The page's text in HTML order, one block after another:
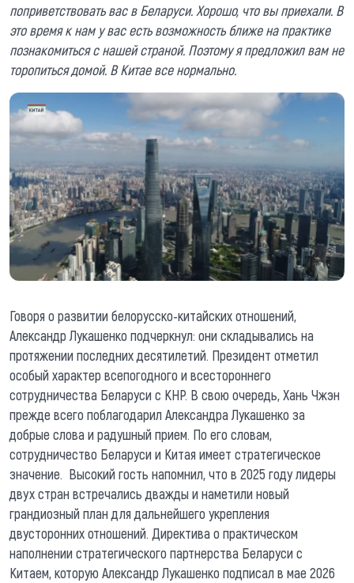
поприветствовать вас в Беларуси. Хорошо, что вы приехали. В
это время к нам у вас есть возможность ближе на практике
познакомиться с нашей страной. Поэтому я предложил вам не
торопиться домой. В Китае все нормально.
Говоря о развитии белорусско-китайских отношений,
Александр Лукашенко подчеркнул: они складывались на
протяжении последних десятилетий. Президент отметил
особый характер всепогодного и всестороннего
сотрудничества Беларуси с КНР. В свою очередь, Хань Чжэн
прежде всего поблагодарил Александра Лукашенко за
добрые слова и радушный прием. По его словам,
сотрудничество Беларуси и Китая имеет стратегическое
значение. Высокий гость напомнил, что в 2025 году лидеры
двух стран встречались дважды и наметили новый
грандиозный план для дальнейшего укрепления
двусторонних отношений. Директива о практическом
наполнении стратегического партнерства Беларуси с
Китаем, которую Александр Лукашенко подписал в мае 2026